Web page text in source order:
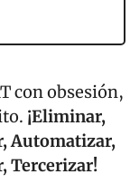
con obsesión,
¡Eliminar,
Automatizar,
Tercerizar!